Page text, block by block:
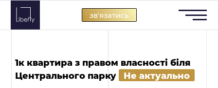
Skip
content
звʼязатись
1к квартира з правом власності біля
Центрального парку
Не актуально